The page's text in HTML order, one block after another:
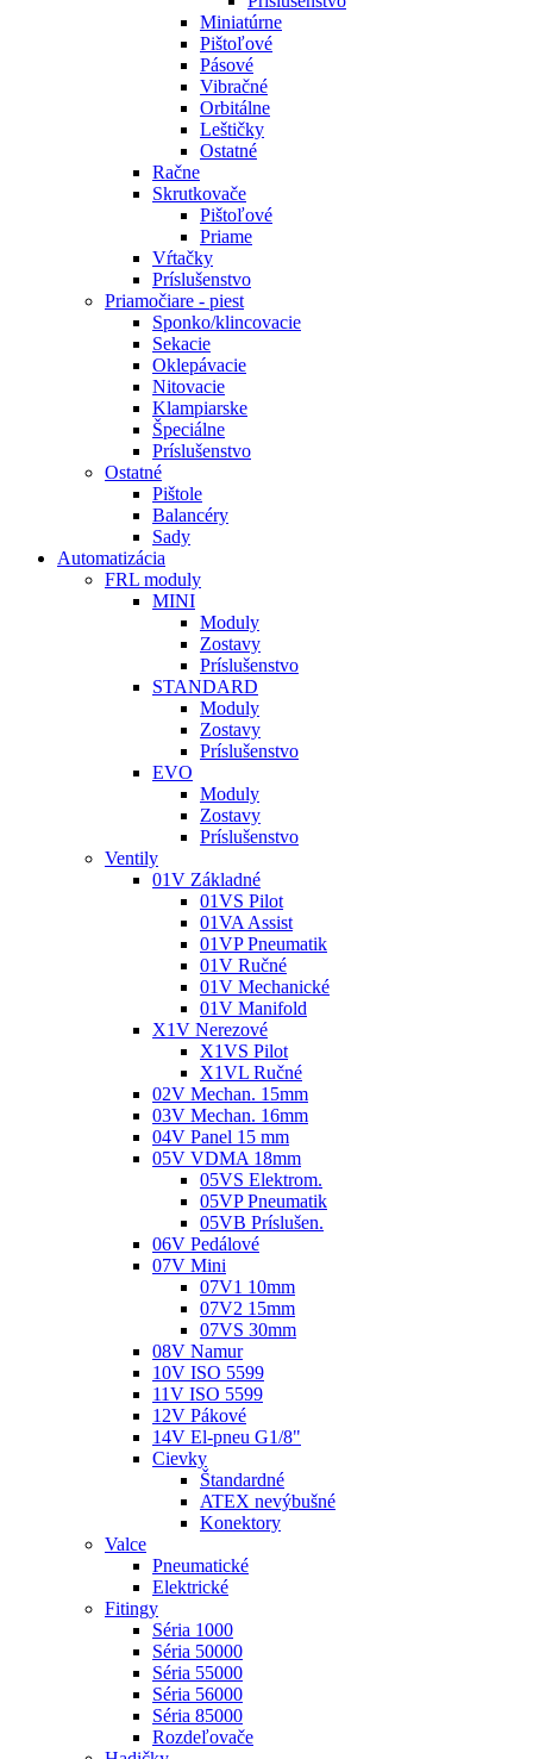
Miniatúrne
Pištoľové
Pásové
Vibračné
Orbitálne
Leštičky
Ostatné
Račne
Skrutkovače
Pištoľové
Priame
Vŕtačky
Príslušenstvo
Priamočiare - piest
Sponko/klincovacie
Sekacie
Oklepávacie
Nitovacie
Klampiarske
Špeciálne
Príslušenstvo
Ostatné
Pištole
Balancéry
Sady
Automatizácia
FRL moduly
MINI
Moduly
Zostavy
Príslušenstvo
STANDARD
Moduly
Zostavy
Príslušenstvo
EVO
Moduly
Zostavy
Príslušenstvo
Ventily
01V Základné
01VS Pilot
01VA Assist
01VP Pneumatik
01V Ručné
01V Mechanické
01V Manifold
X1V Nerezové
X1VS Pilot
X1VL Ručné
02V Mechan. 15mm
03V Mechan. 16mm
04V Panel 15 mm
05V VDMA 18mm
05VS Elektrom.
05VP Pneumatik
05VB Príslušen.
06V Pedálové
07V Mini
07V1 10mm
07V2 15mm
07VS 30mm
08V Namur
10V ISO 5599
11V ISO 5599
12V Pákové
14V El-pneu G1/8"
Cievky
Štandardné
ATEX nevýbušné
Konektory
Valce
Pneumatické
Elektrické
Fitingy
Séria 1000
Séria 50000
Séria 55000
Séria 56000
Séria 85000
Rozdeľovače